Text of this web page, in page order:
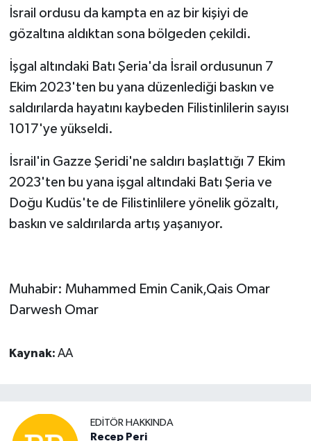
İsrail ordusu da kampta en az bir kişiyi de
gözaltına aldıktan sona bölgeden çekildi.
İşgal altındaki Batı Şeria'da İsrail ordusunun 7
Ekim 2023'ten bu yana düzenlediği baskın ve
saldırılarda hayatını kaybeden Filistinlilerin sayısı
1017'ye yükseldi.
İsrail'in Gazze Şeridi'ne saldırı başlattığı 7 Ekim
2023'ten bu yana işgal altındaki Batı Şeria ve
Doğu Kudüs'te de Filistinlilere yönelik gözaltı,
baskın ve saldırılarda artış yaşanıyor.
Muhabir: Muhammed Emin Canik,Qais Omar
Darwesh Omar
Kaynak: AA
EDITÖR HAKKINDA
Recep Peri